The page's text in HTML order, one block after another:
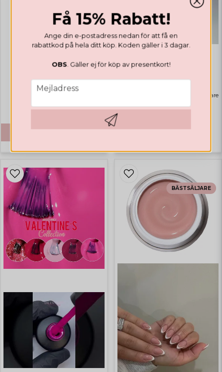
MANDREL BIT
Mini Mandrel Bit Long
€ 12,34
GELÉ
Bästsäljare
€ 29,22
BÄSTSÄLJARE
Få 15% Rabatt!
Ange din e-postadress nedan för att få en
rabattkod på hela ditt köp. Koden gäller i 3 dagar.
OBS. Gäller ej för köp av presentkort!
email
Mejladress